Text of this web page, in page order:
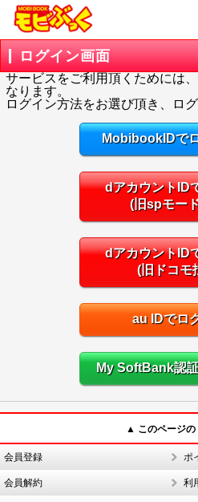
ログイン画面
サービスをご利用頂くためには
なります。
ログイン方法をお選び頂き、ロ
MobibookIDで
dアカウントID
(旧spモー
dアカウントID
(旧ドコモ
au IDでロ
My SoftBank認
▲ このページの
会員登録 ポ
会員解約 利